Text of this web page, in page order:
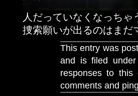
人だっていなくなっちゃ
捜索願いが出るのはまだ
This entry was
and is filed under
responses to this
comments and